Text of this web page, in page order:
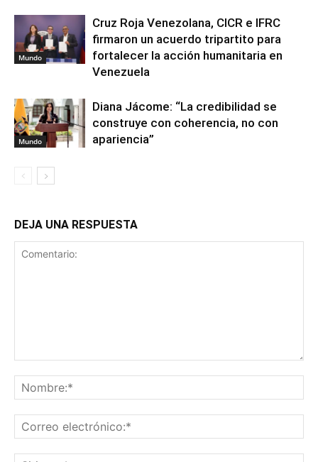
Mundo
Cruz Roja Venezolana, CICR e IFRC
firmaron un acuerdo tripartito para
fortalecer la acción humanitaria en
Venezuela
Mundo
Diana Jácome: “La credibilidad se
construye con coherencia, no con
apariencia”
DEJA UNA RESPUESTA